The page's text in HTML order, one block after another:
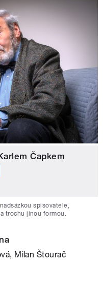
Čapkem
spisovatele,
trochu jinou formou.
Milan Štourač